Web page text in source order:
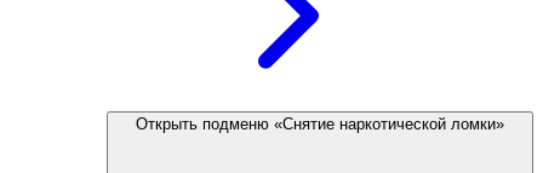
Открыть подменю «Снятие наркотической ломки»